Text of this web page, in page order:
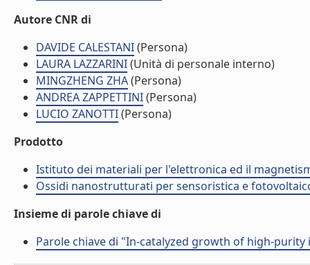
Autore CNR di
DAVIDE CALESTANI(Persona)
LAURA LAZZARINI(Unità di personale interno)
MINGZHENG ZHA(Persona)
ANDREA ZAPPETTINI(Persona)
LUCIO ZANOTTI(Persona)
Prodotto
Istituto dei materiali per l'elettronica ed il
Ossidi nanostrutturati per sensoristica e fotovoltaico
Insieme di parole chiave di
Parole chiave di "In-catalyzed growth of high-